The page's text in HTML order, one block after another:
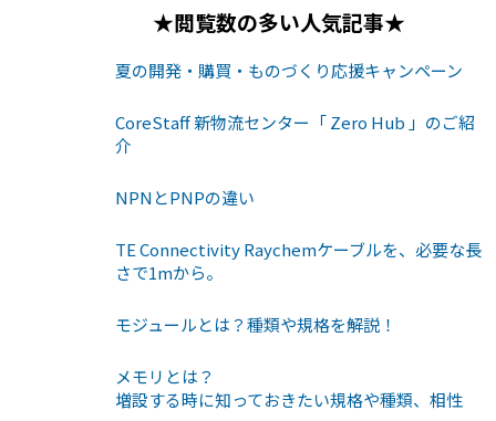
★閲覧数の多い人気記事★
夏の開発・購買・ものづくり応援キャンペーン
CoreStaff 新物流センター「 Zero Hub 」のご紹
介
NPNとPNPの違い
TE Connectivity Raychemケーブルを、必要な長
さで1mから。
モジュールとは？種類や規格を解説！
メモリとは？
増設する時に知っておきたい規格や種類、相性